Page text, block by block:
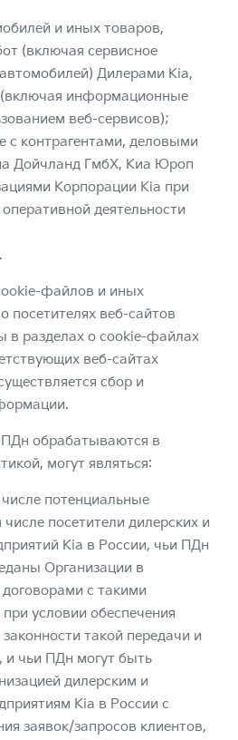
и иных товаров,
(включая сервисное
Дилерами Kia,
(включая информационные
веб-сервисов);
с контрагентами, деловыми
Дойчланд ГмбХ, Киа Юроп
Корпорации Kia при
деятельности
файлов и иных
посетителях веб-сайтов
в разделах о cookie-файлах
веб-сайтах
сбор и
обрабатываются в
могут являться:
потенциальные
посетители дилерских и
Kia в России, чьи ПДн
Организации в
с такими
условии обеспечения
такой передачи и
и чьи ПДн могут быть
дилерским и
Kia в России с
заявок/запросов клиентов,